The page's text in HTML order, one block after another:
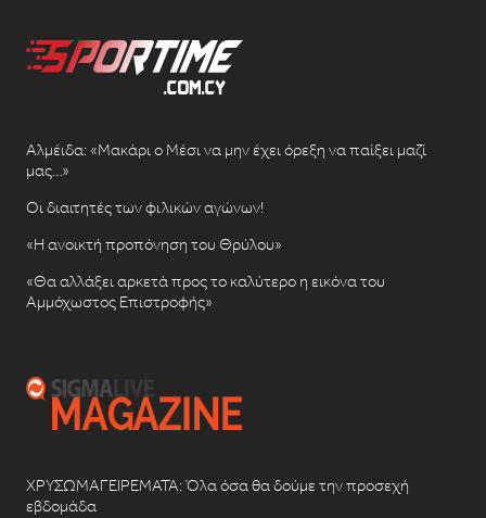
Αλμέιδα: «Μακάρι ο Μέσι να μην έχει όρεξη να παίξει μαζί
μας…»
Οι διαιτητές των φιλικών αγώνων!
«Η ανοικτή προπόνηση του Θρύλου»
«Θα αλλάξει αρκετά προς το καλύτερο η εικόνα του
Αμμόχωστος Επιστροφής»
ΧΡΥΣΩΜΑΓΕΙΡΕΜΑΤΑ: Όλα όσα θα δούμε την προσεχή
εβδομάδα